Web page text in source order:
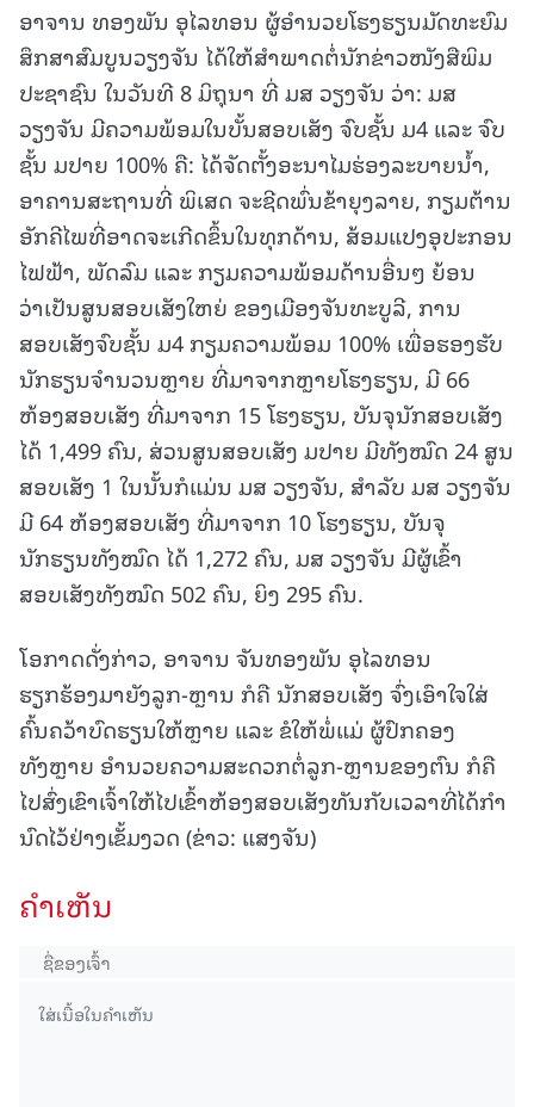
ອາຈານ ທອງພັນ ອຸໄລທອນ ຜູ້ອໍານວຍໂຮງຮຽນມັດທະຍົມ
ສຶກສາສົມບູນວຽງຈັນ ໄດ້ໃຫ້ສໍາພາດຕໍ່ນັກຂ່າວໜັງສືພິມ
ປະຊາຊົນ ໃນວັນທີ 8 ມິຖຸນາ ທີ່ ມສ ວຽງຈັນ ວ່າ: ມສ
ວຽງຈັນ ມີຄວາມພ້ອມໃນບັ້ນສອບເສັງ ຈົບຊັ້ນ ມ4 ແລະ ຈົບ
ຊັ້ນ ມປາຍ 100% ຄື: ໄດ້ຈັດຕັ້ງອະນາໄມຮ່ອງລະບາຍນໍ້າ,
ອາຄານສະຖານທີ່ ພິເສດ ຈະຊີດພົ່ນຂ້າຍຸງລາຍ, ກຽມຕ້ານ
ອັກຄີໄພທີ່ອາດຈະເກີດຂຶ້ນໃນທຸກດ້ານ, ສ້ອມແປງອຸປະກອນ
ໄຟຟ້າ, ພັດລົມ ແລະ ກຽມຄວາມພ້ອມດ້ານອື່ນໆ ຍ້ອນ
ວ່າເປັນສູນສອບເສັງໃຫຍ່ ຂອງເມືອງຈັນທະບູລີ, ການ
ສອບເສັງຈົບຊັ້ນ ມ4 ກຽມຄວາມພ້ອມ 100% ເພື່ອຮອງຮັບ
ນັກຮຽນຈໍານວນຫຼາຍ ທີ່ມາຈາກຫຼາຍໂຮງຮຽນ, ມີ 66
ຫ້ອງສອບເສັງ ທີ່ມາຈາກ 15 ໂຮງຮຽນ, ບັນຈຸນັກສອບເສັງ
ໄດ້ 1,499 ຄົນ, ສ່ວນສູນສອບເສັງ ມປາຍ ມີທັງໝົດ 24 ສູນ
ສອບເສັງ 1 ໃນນັ້ນກໍແມ່ນ ມສ ວຽງຈັນ, ສໍາລັບ ມສ ວຽງຈັນ
ມີ 64 ຫ້ອງສອບເສັງ ທີ່ມາຈາກ 10 ໂຮງຮຽນ, ບັນຈຸ
ນັກຮຽນທັງໝົດ ໄດ້ 1,272 ຄົນ, ມສ ວຽງຈັນ ມີຜູ້ເຂົ້າ
ສອບເສັງທັງໝົດ 502 ຄົນ, ຍິງ 295 ຄົນ.
ໂອກາດດັ່ງກ່າວ, ອາຈານ ຈັນທອງພັນ ອຸໄລທອນ
ຮຽກຮ້ອງມາຍັງລູກ-ຫຼານ ກໍຄື ນັກສອບເສັງ ຈົ່ງເອົາໃຈໃສ່
ຄົ້ນຄວ້າບົດຮຽນໃຫ້ຫຼາຍ ແລະ ຂໍໃຫ້ພໍ່ແມ່ ຜູ້ປົກຄອງ
ທັງຫຼາຍ ອໍານວຍຄວາມສະດວກຕໍ່ລູກ-ຫຼານຂອງຕົນ ກໍຄື
ໄປສົ່ງເຂົາເຈົ້າໃຫ້ໄປເຂົ້າຫ້ອງສອບເສັງທັນກັບເວລາທີ່ໄດ້ກໍາ
ນົດໄວ້ຢ່າງເຂັ້ມງວດ (ຂ່າວ: ແສງຈັນ)
ຄໍາເຫັນ